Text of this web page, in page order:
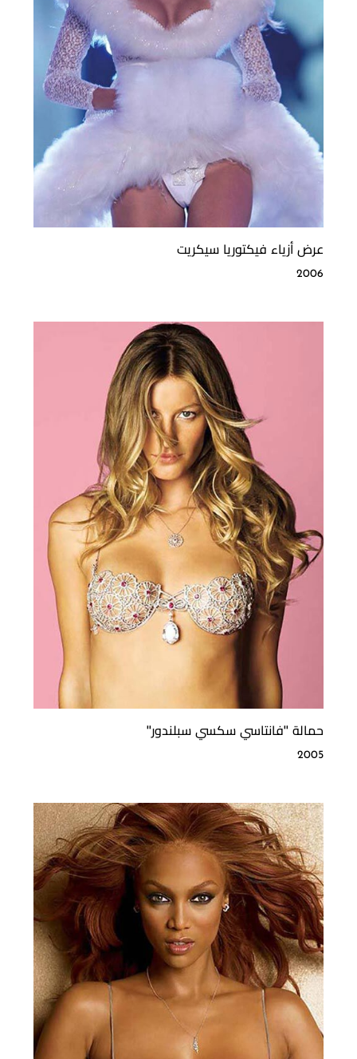
عرض أزياء فيكتوريا سيكريت
2006
حمالة ''فانتاسي سكسي سبلندور''
2005